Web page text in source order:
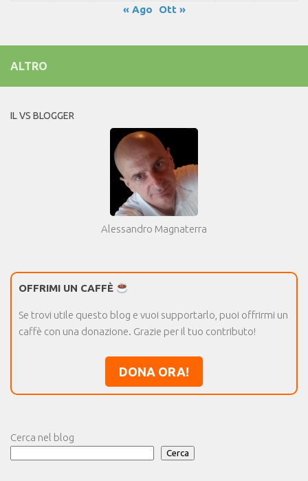
« Ago
Ott »
ALTRO
IL VS BLOGGER
Alessandro Magnaterra
OFFRIMI UN CAFFÈ
Se trovi utile questo blog e vuoi supportarlo, puoi offrirmi un
caffè con una donazione. Grazie per il tuo contributo!
DONA ORA!
Cerca nel blog
Cerca